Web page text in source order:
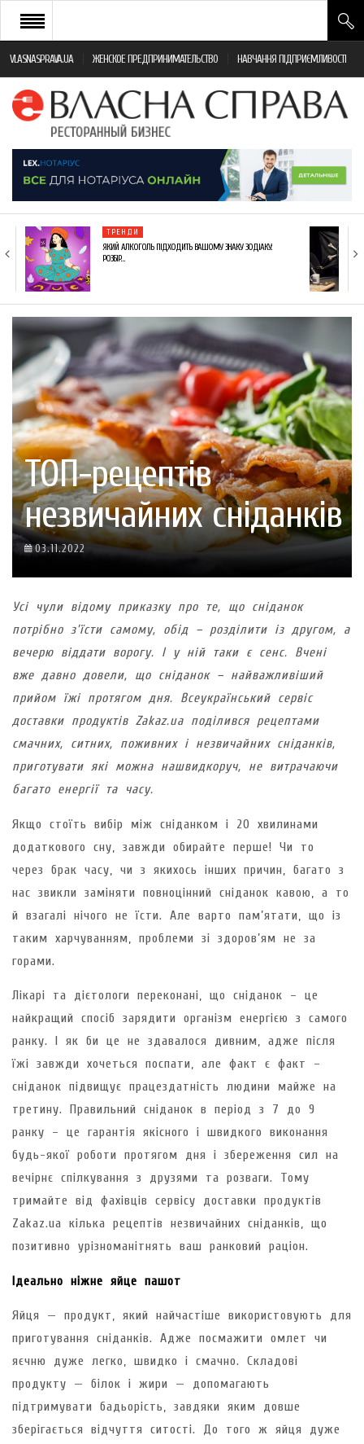
VLASNASPRAVA.UA ЖЕНСКОЕ ПРЕДПРИНИМАТЕЛЬСТВО НАВЧАННЯ ПІДПРИЄМЛИВОСТІ
НОВИНИ РЕСТОРАННОГО БІЗНЕСУ
ЯК ВІДКРИТИ ТА УСПІШНО КЕРУВАТИ
МОНІТОРИНГ ЗАКОНОДАВСТВА
ФРАНЧАЙЗИНГ
КНИГИ
ТРЕНДИ
ЯКИЙ АЛКОГОЛЬ ПІДХОДИТЬ ВАШОМУ ЗНАКУ ЗОДІАКУ:
РОЗБІР…
ТОП-рецептів
незвичайних сніданків
03.11.2022
Усі чули відому приказку про те, що сніданок
потрібно з’їсти самому, обід – розділити із другом, а
вечерю віддати ворогу. І у ній таки є сенс. Вчені
вже давно довели, що сніданок – найважливіший
прийом їжі протягом дня. Всеукраїнський сервіс
доставки продуктів Zakaz.ua поділився рецептами
смачних, ситних, поживних і незвичайних сніданків,
приготувати які можна нашвидкоруч, не витрачаючи
багато енергії та часу.
Якщо стоїть вибір між сніданком і 20 хвилинами
додаткового сну, завжди обирайте перше! Чи то
через брак часу, чи з якихось інших причин, багато з
нас звикли заміняти повноцінний сніданок кавою, а то
й взагалі нічого не їсти. Але варто пам’ятати, що із
таким харчуванням, проблеми зі здоров’ям не за
горами.
Лікарі та дієтологи переконані, що сніданок – це
найкращий спосіб зарядити організм енергією з самого
ранку. І як би це не здавалося дивним, адже після
їжі завжди хочеться поспати, але факт є факт –
сніданок підвищує працездатність людини майже на
третину. Правильний сніданок в період з 7 до 9
ранку – це гарантія якісного і швидкого виконання
будь-якої роботи протягом дня і збереження сил на
вечірнє спілкування з друзями та розваги. Тому
тримайте від фахівців сервісу доставки продуктів
Zakaz.ua кілька рецептів незвичайних сніданків, що
позитивно урізноманітнять ваш ранковий раціон.
Ідеально ніжне яйце пашот
Яйця — продукт, який найчастіше використовують для
приготування сніданків. Адже посмажити омлет чи
яєчню дуже легко, швидко і смачно. Складові
продукту — білок і жири — допомагають
підтримувати бадьорість, завдяки яким довше
зберігається відчуття ситості. До того ж яйця дуже